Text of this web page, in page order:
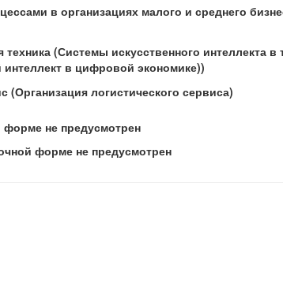
в организациях малого и среднего
(Системы искусственного интеллекта в
интеллект в цифровой экономике))
(Организация логистического сервиса)
форме не предусмотрен
форме не предусмотрен